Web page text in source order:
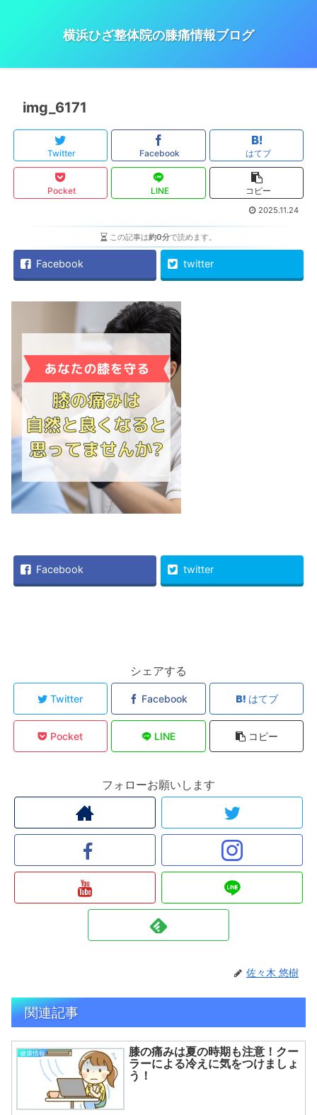
横浜ひざ整体院の膝痛情報ブログ
img_6171
Twitter Facebook はてブ
Pocket LINE コピー
2025.11.24
この記事は約0分で読めます。
Facebook twitter
Facebook twitter
シェアする
Twitter Facebook はてブ
Pocket LINE コピー
フォローお願いします
佐々木 悠樹
関連記事
健康情報
膝の痛みは夏の時期も注意！クー
ラーによる冷えに気をつけましょ
う！